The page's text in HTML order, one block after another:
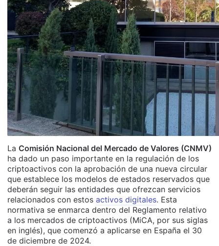
La Comisión Nacional del Mercado de Valores (CNMV)
ha dado un paso importante en la regulación de los
criptoactivos con la aprobación de una nueva circular
que establece los modelos de estados reservados que
deberán seguir las entidades que ofrezcan servicios
relacionados con estos activos digitales. Esta
normativa se enmarca dentro del Reglamento relativo
a los mercados de criptoactivos (MiCA, por sus siglas
en inglés), que comenzó a aplicarse en España el 30
de diciembre de 2024.